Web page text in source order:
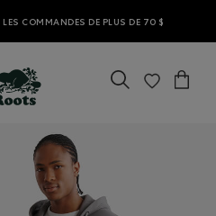
COMMANDES DE PLUS DE 70 $